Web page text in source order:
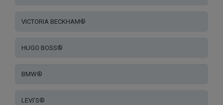
VICTORIA BECKHAM®
HUGO BOSS®
BMW®
LEVI’S®